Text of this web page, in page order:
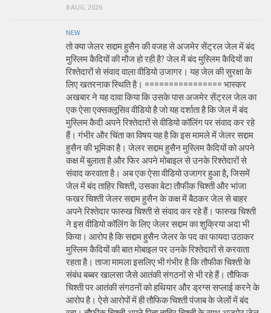
8 AUG, 2026
NEW
तो क्या जेलर सद्दाम हुसैन की वजह से अजमेर सेंट्रल जेल में बंद
मुस्लिम कैदियों की मौज हो रही है? जेल में बंद मुस्लिम कैदियों का
रिश्तेदारों से संवाद वाला वीडियो उजागर। यह जेल की सुरक्षा के
लिए खतरनाक स्थिति है। ================ भास्कर
अखबार ने यह दावा किया कि उसके पास अजमेर सेंट्रल जेल का
एक ऐसा एक्सक्लूसिव वीडियो है जो यह दर्शाता है कि जेल में बंद
मुस्लिम कैदी अपने रिश्तेदारों से वीडियो कॉलिंग पर संवाद कर रहे
हैं। गंभीर और चिंता का विषय यह है कि इस मामले में जेलर सद्दाम
हुसैन की भूमिका है। जेलर सद्दाम हुसैन मुस्लिम कैदियों को अपने
कक्ष में बुलाता है और फिर अपने मोबाइल से उनके रिश्तेदारों से
संवाद करवाता है। अब एक ऐसा वीडियो उजागर हुआ है, जिसमें
जेल में बंद ताहिर चिश्ती, उसका बेटा तौफीक चिश्ती और भांजा
फखर चिश्ती जेलर सद्दाम हुसैन के कक्ष में बैठकर जेल से बाहर
अपने रिश्तेदार फारुख चिश्ती से संवाद कर रहे हैं। फारुख चिश्ती
ने इस वीडियो कॉलिंग के लिए जेलर सद्दाम का शुक्रिया अदा भी
किया। आरोप है कि सद्दाम हुसैन जेलर के पद का फायदा उठाकर
मुस्लिम कैदियों की बात मोबाइल पर उनके रिश्तेदारों से करवाता
रहता है। ताजा मामला इसलिए भी गंभीर है कि तौफीक चिश्ती के
संबंध बब्बर खालसा जैसे आतंकी संगठनों से भी रहे हैं। तौफिक
चिश्ती पर आतंकी संगठनों को हथियार और ड्रग्स सप्लाई करने के
आरोप है। ऐसे आरोपों में ही तौफिक चिश्ती पंजाब के जेलों में बंद